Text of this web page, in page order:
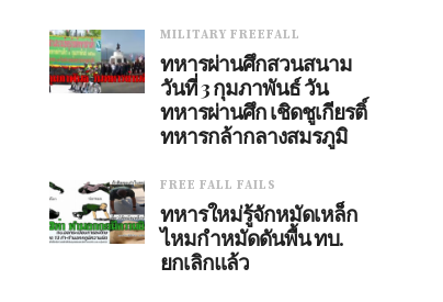
MILITARY FREEFALL
ทหารผ่านศึกสวนสนาม
วันที่ 3 กุมภาพันธ์ วัน
ทหารผ่านศึก เชิดชูเกียรติ์
ทหารกล้ากลางสมรภูมิ
FREE FALL FAILS
ทหารใหม่รู้จักหมัดเหล็ก
ไหมกำหมัดดันพื้น ทบ.
ยกเลิกแล้ว